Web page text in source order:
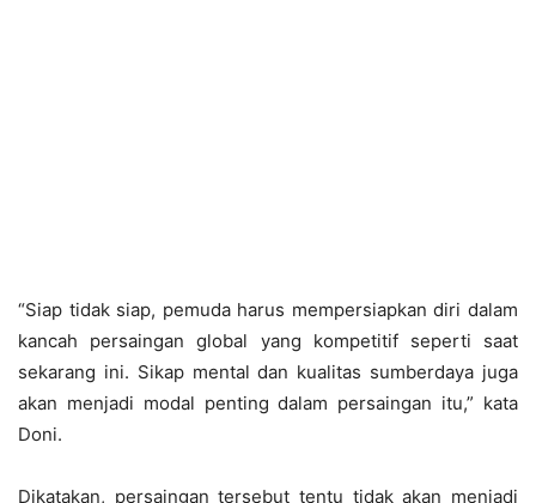
“Siap tidak siap, pemuda harus mempersiapkan diri dalam
kancah persaingan global yang kompetitif seperti saat
sekarang ini. Sikap mental dan kualitas sumberdaya juga
akan menjadi modal penting dalam persaingan itu,” kata
Doni.
Dikatakan, persaingan tersebut tentu tidak akan menjadi